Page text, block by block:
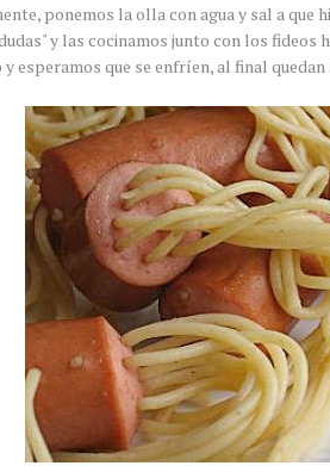
ponemos la olla con agua y sal a que
" y las cocinamos junto con los fideos
esperamos que se enfríen, al final quedan